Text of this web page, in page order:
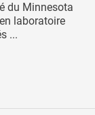
du Minnesota
laboratoire
...